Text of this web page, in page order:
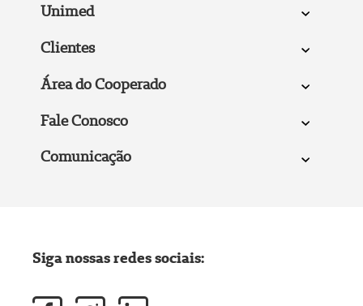
Unimed
Clientes
Área do Cooperado
Fale Conosco
Comunicação
Siga nossas redes sociais: